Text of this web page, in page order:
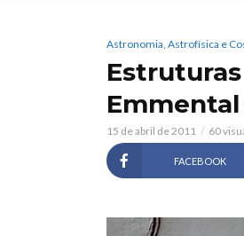
Astronomia, Astrofísica e
15 de abril de 2011 60
FACEBOOK